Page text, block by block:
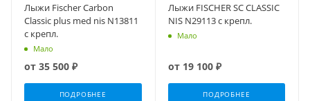
Лыжи Fischer Carbon
Classic plus med nis N13811
с крепл.
Мало
от 35 500 ₽
ПОДРОБНЕЕ
Лыжи FISCHER SC CLASSIC
NIS N29113 с крепл.
Мало
от 19 100 ₽
ПОДРОБНЕЕ